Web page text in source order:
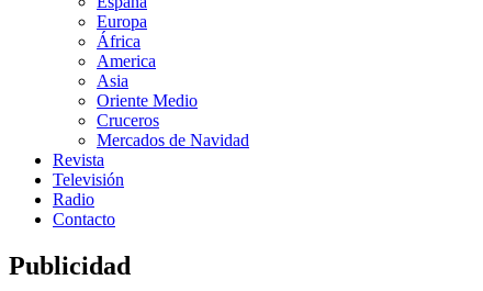
Europa
África
America
Asia
Oriente Medio
Cruceros
Mercados de Navidad
Revista
Televisión
Radio
Contacto
Publicidad